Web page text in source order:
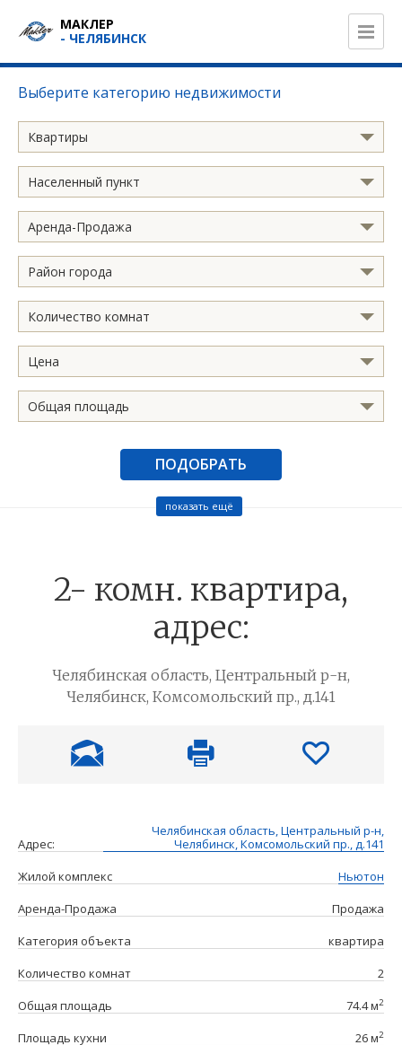
МАКЛЕР
- ЧЕЛЯБИНСК
Выберите категорию недвижимости
Квартиры
Населенный пункт
Аренда-Продажа
Район города
Количество комнат
Цена
Общая площадь
ПОДОБРАТЬ
показать ещё
2- комн. квартира,
адрес:
Челябинская область, Центральный р-н,
Челябинск, Комсомольский пр., д.141
Адрес:
Челябинская область, Центральный р-н,
Челябинск, Комсомольский пр., д.141
Жилой комплекс
Ньютон
Аренда-Продажа
Продажа
Категория объекта
квартира
Количество комнат
2
Общая площадь
74.4 м2
Площадь кухни 26 м2